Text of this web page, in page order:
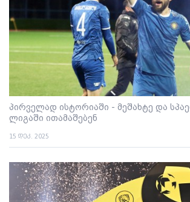
პირველად ისტორიაში - მეშახტე და
ლიგაში ითამაშებენ
15 დეკ. 2025